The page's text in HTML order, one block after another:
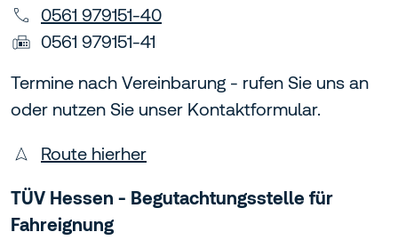
0561 979151-40
0561 979151-41
Termine nach Vereinbarung - rufen Sie uns an
oder nutzen Sie unser Kontaktformular.
Route hierher
TÜV Hessen - Begutachtungsstelle für
Fahreignung